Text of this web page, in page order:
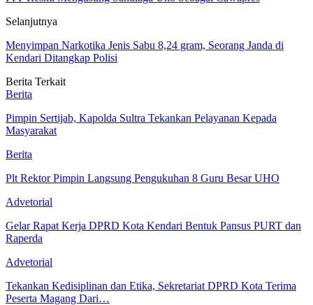
Selanjutnya
Menyimpan Narkotika Jenis Sabu 8,24 gram, Seorang Janda di
Kendari Ditangkap Polisi
Berita Terkait
Berita
Pimpin Sertijab, Kapolda Sultra Tekankan Pelayanan Kepada
Masyarakat
Berita
Plt Rektor Pimpin Langsung Pengukuhan 8 Guru Besar UHO
Advetorial
Gelar Rapat Kerja DPRD Kota Kendari Bentuk Pansus PURT dan
Raperda
Advetorial
Tekankan Kedisiplinan dan Etika, Sekretariat DPRD Kota Terima
Peserta Magang Dari…